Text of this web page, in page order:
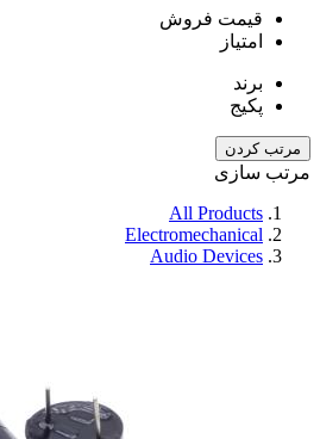
قیمت فروش
امتیاز
برند
پکیج
مرتب کردن
مرتب سازی
All Products
Electromechanical
Audio Devices